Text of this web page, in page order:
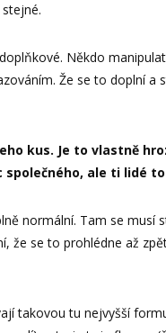
Někdo
Že se to doplní a
kus. Je to vlastně
ale ti lidé
normální. Tam se musí
že se to prohlédne až
takovou tu nejvyšší